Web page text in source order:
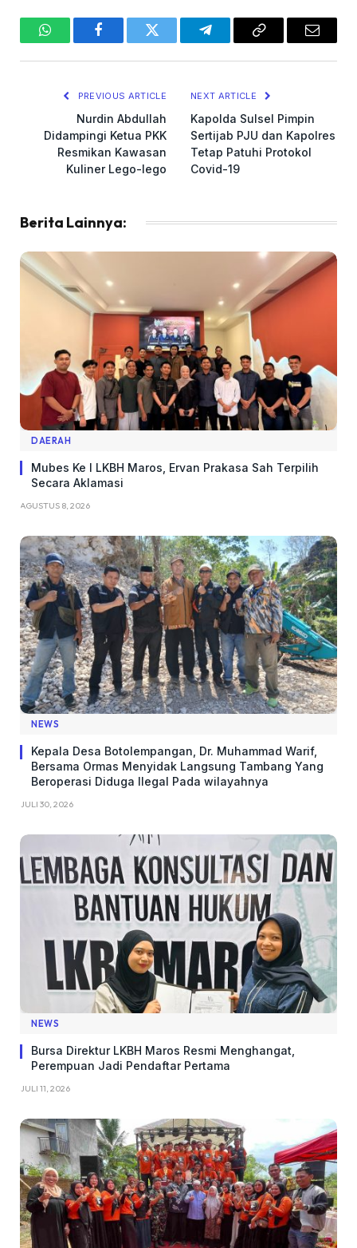
WhatsAppFacebookTwitter TelegramCopy
Email
PREVIOUS ARTICLE
Nurdin Abdullah
Didampingi Ketua PKK
Resmikan Kawasan
Kuliner Lego-lego
NEXT ARTICLE
Kapolda Sulsel Pimpin
Sertijab PJU dan Kapolres
Tetap Patuhi Protokol
Covid-19
Berita Lainnya:
DAERAH
Mubes Ke I LKBH Maros, Ervan Prakasa Sah Terpilih
Secara Aklamasi
AGUSTUS 8, 2026
NEWS
Kepala Desa Botolempangan, Dr. Muhammad Warif,
Bersama Ormas Menyidak Langsung Tambang Yang
Beroperasi Diduga Ilegal Pada wilayahnya
JULI 30, 2026
NEWS
Bursa Direktur LKBH Maros Resmi Menghangat,
Perempuan Jadi Pendaftar Pertama
JULI 11, 2026